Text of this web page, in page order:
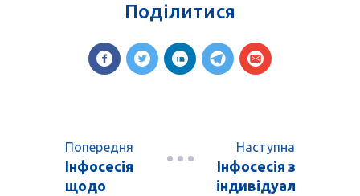
Поділитися
Попередня
Інфосесія
щодо
Наступна
Інфосесія з
індивідуал